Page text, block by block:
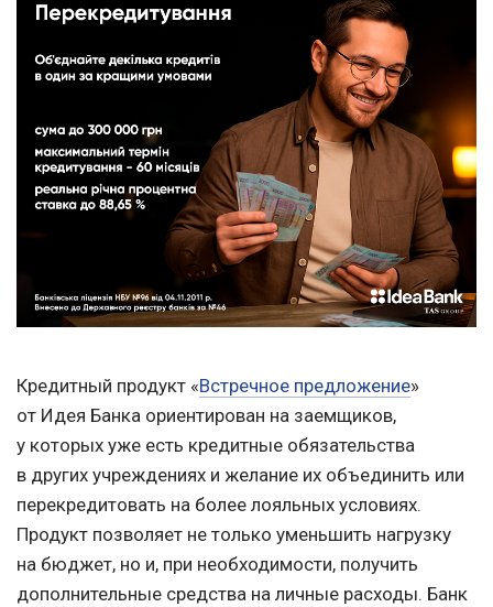
Кредитный продукт «Встречное предложение»
от Идея Банка ориентирован на заемщиков,
у которых уже есть кредитные обязательства
в других учреждениях и желание их объединить или
перекредитовать на более лояльных условиях.
Продукт позволяет не только уменьшить нагрузку
на бюджет, но и, при необходимости, получить
дополнительные средства на личные расходы. Банк